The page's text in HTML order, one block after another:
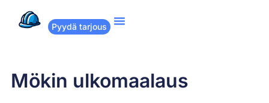
Pyydä tarjous
Mökin ulkomaalaus